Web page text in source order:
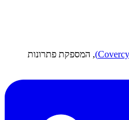
, המספקת פתרונות